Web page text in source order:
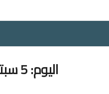
اليوم:5 سبتمبر، 2023